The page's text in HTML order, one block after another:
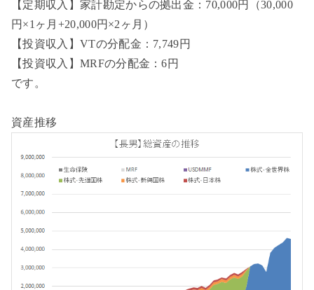
【定期収入】家計勘定からの拠出金：70,000円（30,000
円×1ヶ月+20,000円×2ヶ月）
【投資収入】VTの分配金：7,749円
【投資収入】MRFの分配金：6円
です。
資産推移